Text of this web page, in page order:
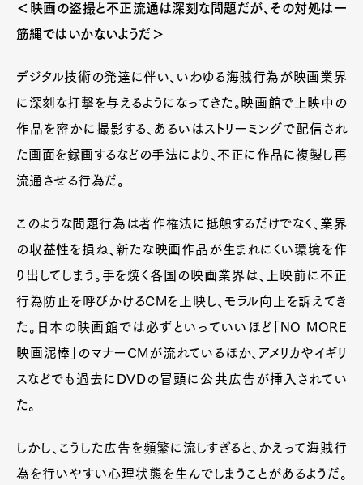
＜映画の盗撮と不正流通は深刻な問題だが、その対処は一
筋縄ではいかないようだ＞
デジタル技術の発達に伴い、いわゆる海賊行為が映画業界
に深刻な打撃を与えるようになってきた。映画館で上映中の
作品を密かに撮影する、あるいはストリーミングで配信され
た画面を録画するなどの手法により、不正に作品に複製し再
流通させる行為だ。
このような問題行為は著作権法に抵触するだけでなく、業界
の収益性を損ね、新たな映画作品が生まれにくい環境を作
り出してしまう。手を焼く各国の映画業界は、上映前に不正
行為防止を呼びかけるCMを上映し、モラル向上を訴えてき
た。日本の映画館では必ずといっていいほど「NO MORE
映画泥棒」のマナーCMが流れているほか、アメリカやイギリ
スなどでも過去にDVDの冒頭に公共広告が挿入されてい
た。
しかし、こうした広告を頻繁に流しすぎると、かえって海賊行
為を行いやすい心理状態を生んでしまうことがあるようだ。